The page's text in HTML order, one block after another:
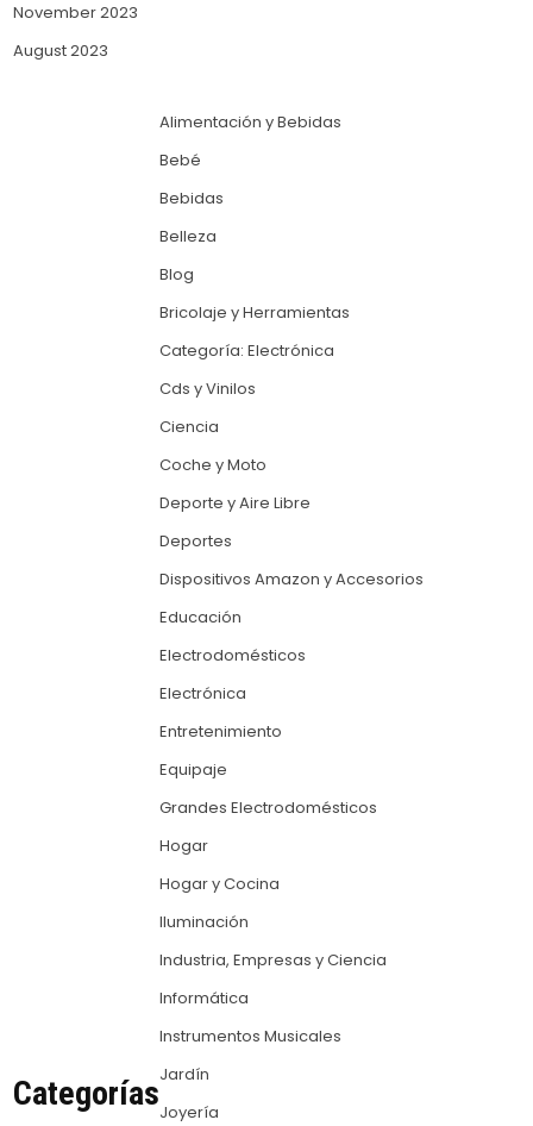
November 2023
August 2023
Categorías
Alimentación y Bebidas
Bebé
Bebidas
Belleza
Blog
Bricolaje y Herramientas
Categoría: Electrónica
Cds y Vinilos
Ciencia
Coche y Moto
Deporte y Aire Libre
Deportes
Dispositivos Amazon y Accesorios
Educación
Electrodomésticos
Electrónica
Entretenimiento
Equipaje
Grandes Electrodomésticos
Hogar
Hogar y Cocina
Iluminación
Industria, Empresas y Ciencia
Informática
Instrumentos Musicales
Jardín
Joyería